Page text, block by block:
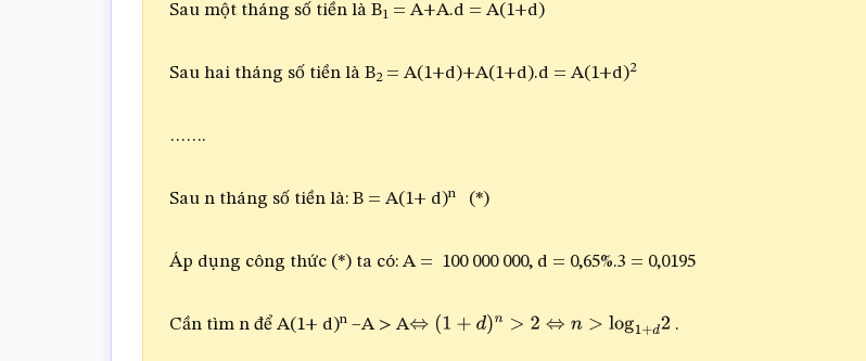
Sau một tháng số tiền là B1 = A+A.d = A(1+d)
Sau hai tháng số tiền là B2 = A(1+d)+A(1+d).d = A(1+d)2
…….
Sau n tháng số tiền là: B = A(1+ d)n (*)
Áp dụng công thức (*) ta có: A = 100 000 000, d = 0,65%.3 = 0,0195
Cần tìm n để A(1+ d)n –A > A⇔ 1+ d n> ⇔ n> log1 +d 2 .